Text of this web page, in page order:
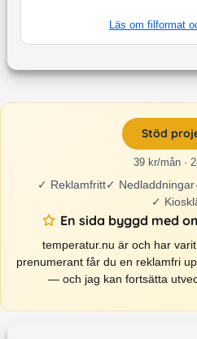
Läs om filformat
Stöd
39 kr/mån ·
✓ Reklamfritt✓ Nedladdningar
✓
En sida byggd med
temperatur.nu är och har
prenumerant får du en reklamfri
— och jag kan fortsätta